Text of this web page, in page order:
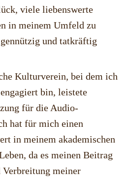
viele liebenswerte
in meinem Umfeld zu
und tatkräftig
Kulturverein, bei dem ich
bin, leistete
für die Audio-
hat für mich einen
in meinem akademischen
da es meinen Beitrag
meiner